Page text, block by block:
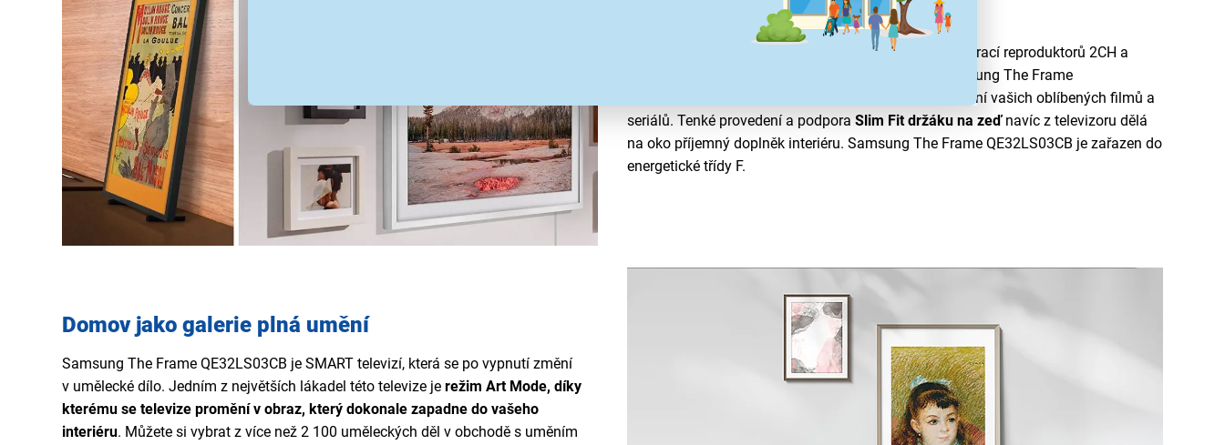
Vynikající zvuk a chytré funkce
, hudebním výkonem 20 W, konfigurací reproduktorů 2CH a
mnoha dalšími zvukovými funkcemi si s televizí Samsung The Frame
při sledování vašich oblíbených filmů a
seriálů. Tenké provedení a podpora Slim Fit držáku na zeď navíc z televizoru dělá
na oko příjemný doplněk interiéru. Samsung The Frame QE32LS03CB je zařazen do
energetické třídy F.
Domov jako galerie plná umění
Samsung The Frame QE32LS03CB je SMART televizí, která se po vypnutí změní
v umělecké dílo. Jedním z největších lákadel této televize je režim Art Mode, díky
kterému se televize promění v obraz, který dokonale zapadne do vašeho
interiéru. Můžete si vybrat z více než 2 100 uměleckých děl v obchodě s uměním